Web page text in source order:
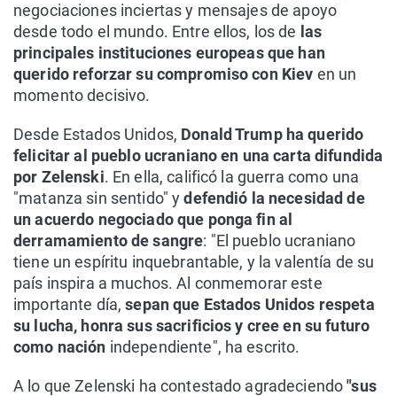
negociaciones inciertas y mensajes de apoyo
desde todo el mundo. Entre ellos, los de las
principales instituciones europeas que han
querido reforzar su compromiso con Kiev en un
momento decisivo.
Desde Estados Unidos, Donald Trump ha querido
felicitar al pueblo ucraniano en una carta difundida
por Zelenski. En ella, calificó la guerra como una
"matanza sin sentido" ydefendió la necesidad de
un acuerdo negociado que ponga fin al
derramamiento de sangre: "El pueblo ucraniano
tiene un espíritu inquebrantable, y la valentía de su
país inspira a muchos. Al conmemorar este
importante día,sepan que Estados Unidos respeta
su lucha, honra sus sacrificios y cree en su futuro
como nación independiente", ha escrito.
A lo que Zelenski ha contestado agradeciendo"sus